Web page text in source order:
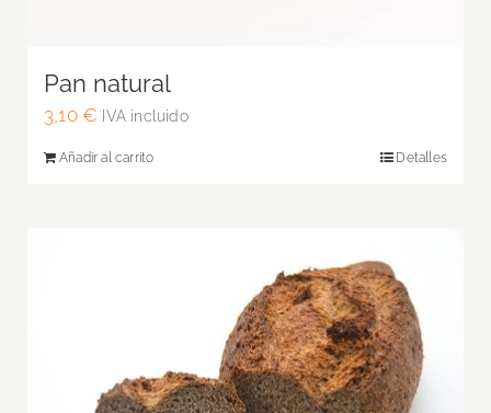
Pan natural
3,10 € IVA incluido
Añadir al carrito Detalles